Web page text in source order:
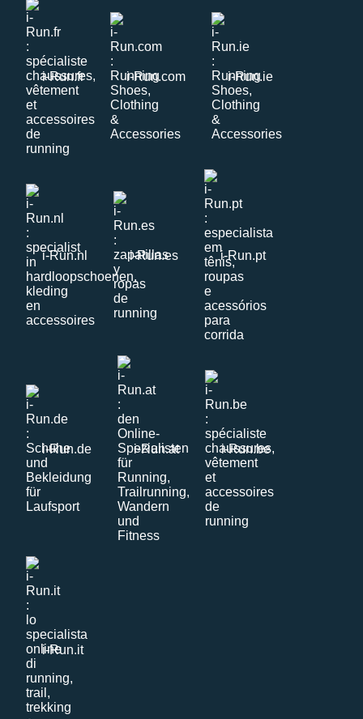
i-Run.fr i-Run.com i-Run.ie
i-Run.nl i-Run.es i-Run.pt
i-Run.de i-Run.at i-Run.be
i-Run.it